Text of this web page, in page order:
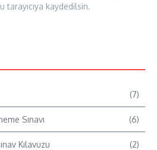
tarayıcıya kaydedilsin.
(7)
Sınavı (6)
Kılavuzu (2)